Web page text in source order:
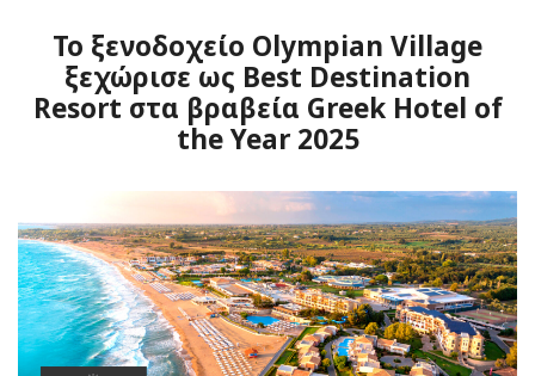
Το ξενοδοχείο Olympian Village
ξεχώρισε ως Βest Destination
Resort στα βραβεία Greek Hotel of
the Year 2025